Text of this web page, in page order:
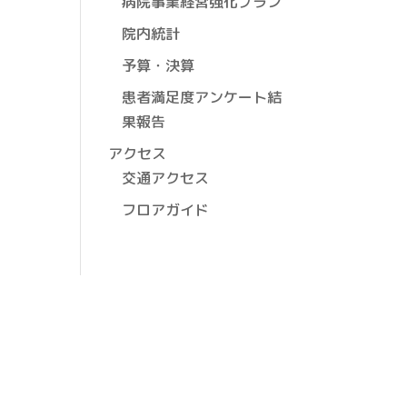
院内統計
予算・決算
患者満足度アンケート結
果報告
アクセス
交通アクセス
フロアガイド